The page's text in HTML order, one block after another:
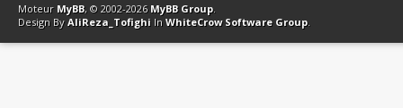
Moteur MyBB, © 2002-2026 MyBB Group.
Design By AliReza_Tofighi In WhiteCrow Software Group.